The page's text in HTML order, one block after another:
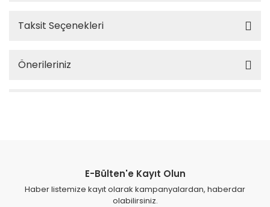
Taksit Seçenekleri
Önerileriniz
E-Bülten'e Kayıt Olun
Haber listemize kayıt olarak kampanyalardan, haberdar
olabilirsiniz.